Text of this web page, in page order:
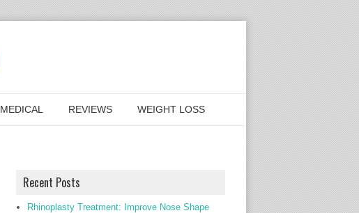
MEDICAL REVIEWS WEIGHT LOSS
Recent Posts
Rhinoplasty Treatment: Improve Nose Shape